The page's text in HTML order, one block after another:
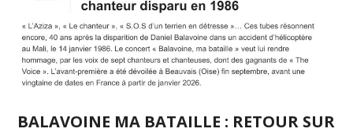
BALAVOINE MA BATAILLE : RETOUR SUR